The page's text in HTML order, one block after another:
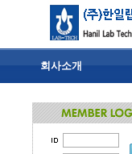
회사소개